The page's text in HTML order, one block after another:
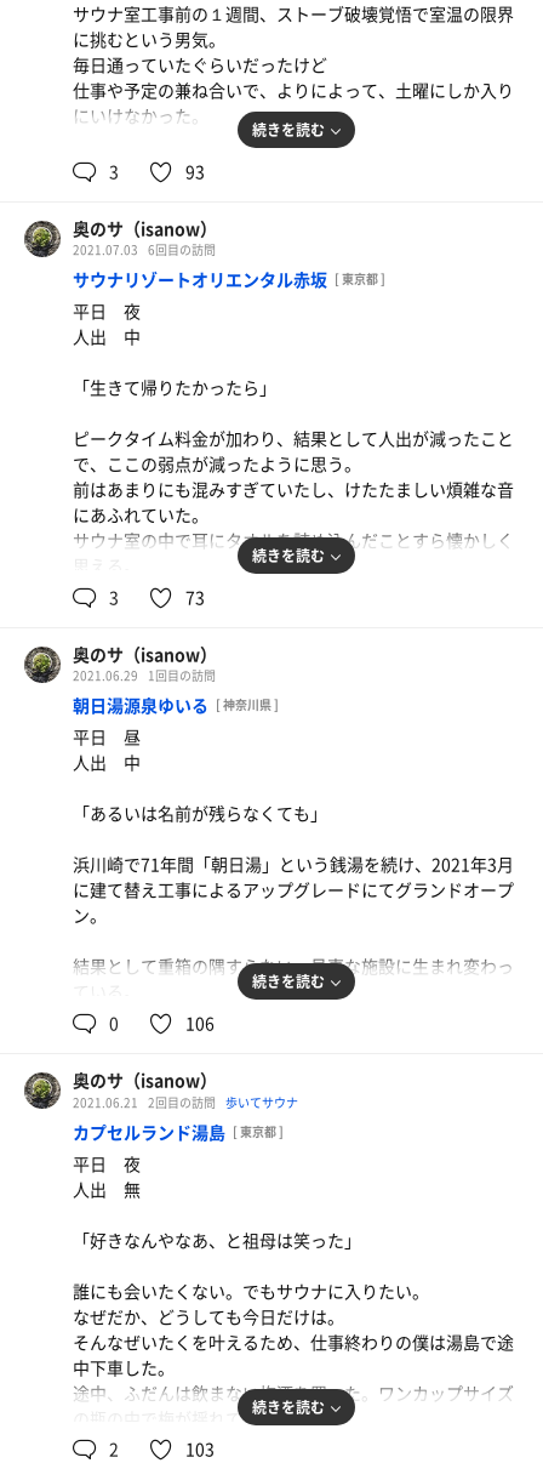
室の中で考えていると遠くで千代田線の電車の音が聞こえ
た。
その電車に僕は乗っていないのだ。
サウナ室工事前の１週間、ストーブ破壊覚悟で室温の限界
に挑むという男気。
毎日通っていたぐらいだったけど
仕事や予定の兼ね合いで、よりによって、土曜にしか入り
にいけなかった。
思えば、CIOのサウナ室にはいろんな思い出があった。
絶対に思い出したくないタフな１日の終わり
思い出すことの難しい日常の１日の終わり
どんなときも変わらぬ熱さと冷たさで
そっと寄り添ってくれていた。
昨日の僕がサウナ室に入っていく。
７月末には新しい思い出を積み重ねていける。
オートロウリュもあるだなんて、人気が加熱しすぎてしま
うかもしれない。
いいことだけど、少しさみしいね。
水風呂に注ぎ落ちる水の音。
あのころはきっと僕らのみじかい永遠だったのだ。
誰かの詩のそんなフレーズを思い出した。
笑顔をこぼす僕も、涙を流す僕も、汗を流す僕も
それをただただ受け止めてくれていた君も
それはきっと、みじかい永遠だったのだ。
僕らのみじかい永遠は７月１２日に終わる。
しかたのないことだ、永遠だっていつか終わるのだ。
そして、また新しい永遠が７月２２日から始まる・・・と
いいな。
水風呂に流れる水は止まっていた。
外気浴に出ると、遠くから雲が近づいてきていた。
続きを読む
3 93
奥のサ（isanow）
2021.07.03 6回目の訪問
サウナリゾートオリエンタル赤坂 [ 東京都 ]
平日 夜
人出 中
「生きて帰りたかったら」
ピークタイム料金が加わり、結果として人出が減ったこと
で、ここの弱点が減ったように思う。
前はあまりにも混みすぎていたし、けたたましい煩雑な音
にあふれていた。
サウナ室の中で耳にタオルを詰め込んだことすら懐かしく
友人との打ち合わせの前に赤坂のサウナで合流した。
思えば彼はグルシンに飛び込んだことはなかったかもしれ
ない。
運よく19時のアウフグースに入れた。
「いいかい」と僕は友人に言う。「とにかく下段にいるん
だ」
立ち上る蒸気。迫りくる熱波。垂れ落ちる汗。
水を！水風呂を！
グルシン水風呂に飛び込み、そのあと14度水風呂に入る。
いく。
さあ、このあとは焼き肉とビールが待っている。
続きを読む
3 73
奥のサ（isanow）
2021.06.29 1回目の訪問
朝日湯源泉ゆいる [ 神奈川県 ]
平日 昼
人出 中
「あるいは名前が残らなくても」
浜川崎で71年間「朝日湯」という銭湯を続け、2021年3月
に建て替え工事によるアップグレードにてグランドオープ
ン。
結果として重箱の隅すらない、見事な施設に生まれ変わっ
外気浴スペースにカランと桶があることの見事さよ。
関東一深い水風呂に飛び込んだときに
きっとサウナ王が関わった施設なのかもしれないと感じ
る。
ゆらっくすの水風呂の作りに似ていたかもしれない。
あるいは不感炭酸泉というギミックの見事さかもしれな
い。
外気浴スペースでまどろんでいると夢を見た。
んでいた。
もちろん、来たこともない。けれど、常連であろう人々が
次々に番台さんの横を通り抜けていく。笑顔だ。みんな笑
顔だった。入る人も、帰る人も。
「朝日湯」という銭湯としての形は残らなくても、あるい
は名前が残らなくても
続きを読む
0 106
奥のサ（isanow）
2021.06.21 2回目の訪問 歩いてサウナ
カプセルランド湯島 [ 東京都 ]
平日 夜
人出 無
「好きなんやなあ、と祖母は笑った」
誰にも会いたくない。でもサウナに入りたい。
なぜだか、どうしても今日だけは。
そんなぜいたくを叶えるため、仕事終わりの僕は湯島で途
中下車した。
途中、ふだんは飲まない梅酒を買った。ワンカップサイズ
の瓶の中で梅が揺れていた。
続きを読む
2 103